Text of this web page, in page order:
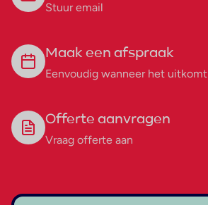
Stuur email
Maak een afspraak
Eenvoudig wanneer het uitkomt
Offerte aanvragen
Vraag offerte aan